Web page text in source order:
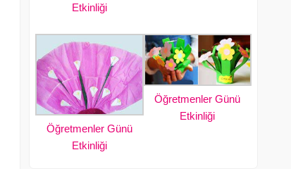
Etkinliği
Öğretmenler Günü
Etkinliği
Öğretmenler Günü
Etkinliği